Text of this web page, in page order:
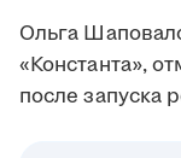
Ольга
«Константа»,
после запуска